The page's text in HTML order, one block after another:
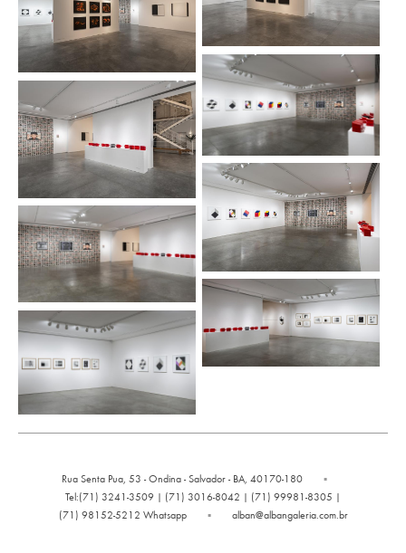
Rua Senta Pua, 53 - Ondina - Salvador - BA, 40170-180
▪
Tel:(71) 3241-3509 | (71) 3016-8042 | (71) 99981-8305 |
(71) 98152-5212 Whatsapp
▪ alban@albangaleria.com.br